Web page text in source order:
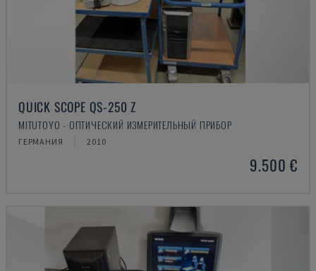
QUICK SCOPE QS-250 Z
MITUTOYO - ОПТИЧЕСКИЙ ИЗМЕРИТЕЛЬНЫЙ ПРИБОР
ГЕРМАНИЯ 2010
9.500 €